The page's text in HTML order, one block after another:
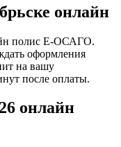
онлайн
полис Е-ОСАГО.
оформления
на вашу
после оплаты.
онлайн